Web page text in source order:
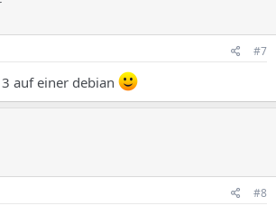
#7
auf einer debian
#8